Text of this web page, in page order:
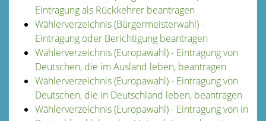
Eintragung als Rückkehrer beantragen
Wählerverzeichnis (Bürgermeisterwahl) -
Eintragung oder Berichtigung beantragen
Wählerverzeichnis (Europawahl) - Eintragung von
Deutschen, die im Ausland leben, beantragen
Wählerverzeichnis (Europawahl) - Eintragung von
Deutschen, die in Deutschland leben, beantragen
Wählerverzeichnis (Europawahl) - Eintragung von in